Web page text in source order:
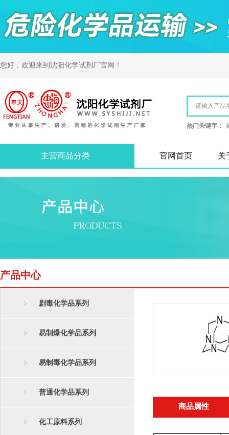
您好，欢迎来到 沈阳化学试剂厂官网！
热门关键字：
主营商品分类 官网首页 关
产品中心
剧毒化学品系列
易制爆化学品系列
易制毒化学品系列
普通化学品系列
化工原料系列
商品属性